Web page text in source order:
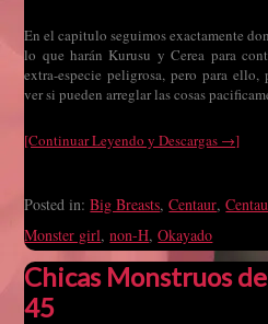
En el capitulo seguimos exactamente
lo que harán Kurusu y Cerea para
extra-especie peligrosa, pero para
ver si pueden arreglar las cosas
[Continuar Leyendo y Descargas →]
Posted in:Big Breasts,Centaur,
Monster girl,non-H,Okayado
Chicas Monstruos
45